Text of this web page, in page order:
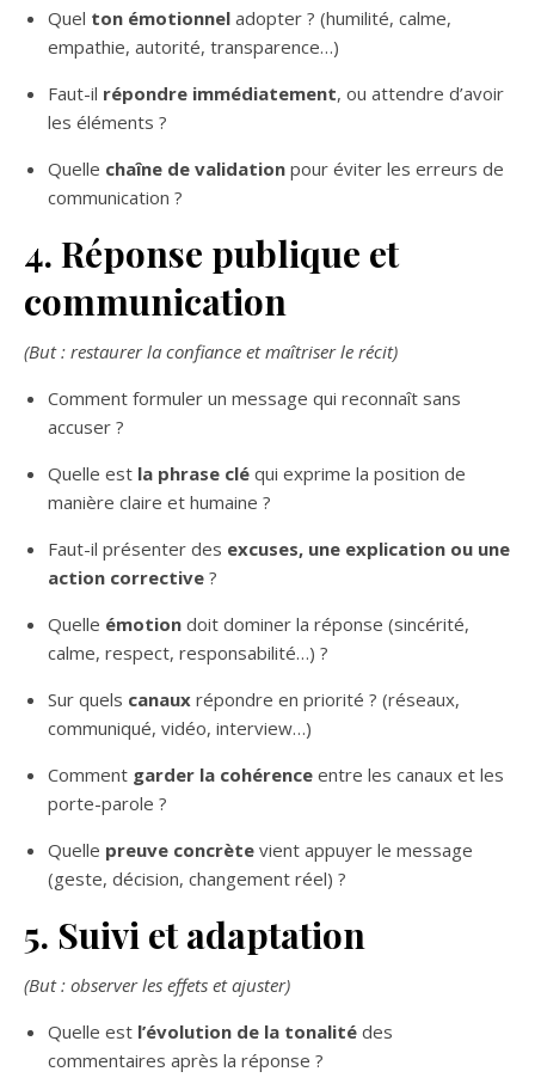
Quel ton émotionnel adopter ? (humilité, calme,
empathie, autorité, transparence…)
Faut-il répondre immédiatement, ou attendre d’avoir
les éléments ?
Quelle chaîne de validation pour éviter les erreurs de
communication ?
4. Réponse publique et
communication
(But : restaurer la confiance et maîtriser le récit)
Comment formuler un message qui reconnaît sans
accuser ?
Quelle est la phrase clé qui exprime la position de
manière claire et humaine ?
Faut-il présenter des excuses, une explication ou une
action corrective ?
Quelle émotion doit dominer la réponse (sincérité,
calme, respect, responsabilité…) ?
Sur quels canaux répondre en priorité ? (réseaux,
communiqué, vidéo, interview…)
Comment garder la cohérence entre les canaux et les
porte-parole ?
Quelle preuve concrète vient appuyer le message
(geste, décision, changement réel) ?
5. Suivi et adaptation
(But : observer les effets et ajuster)
Quelle est l’évolution de la tonalité des
commentaires après la réponse ?